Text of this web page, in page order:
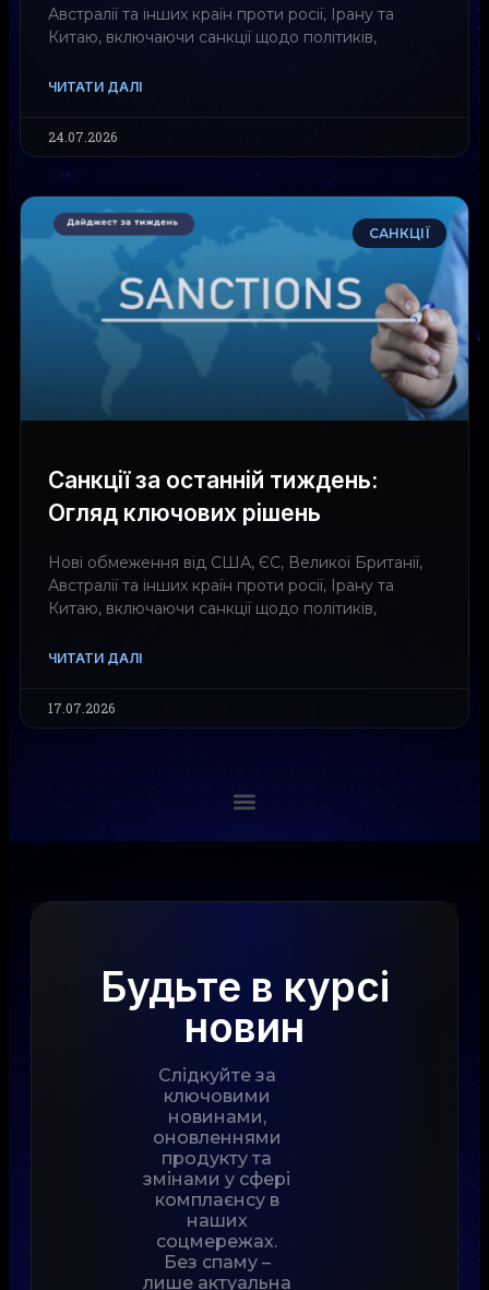
Австралії та інших країн проти росії, Ірану та
Китаю, включаючи санкції щодо політиків,
ЧИТАТИ ДАЛІ
24.07.2026
САНКЦІЇ
Санкції за останній тиждень:
Огляд ключових рішень
Нові обмеження від США, ЄС, Великої Британії,
Австралії та інших країн проти росії, Ірану та
Китаю, включаючи санкції щодо політиків,
ЧИТАТИ ДАЛІ
17.07.2026
Будьте в курсі
новин
Слідкуйте за
ключовими
новинами,
оновленнями
продукту та
змінами у сфері
комплаєнсу в
наших
соцмережах.
Без спаму –
лише актуальна